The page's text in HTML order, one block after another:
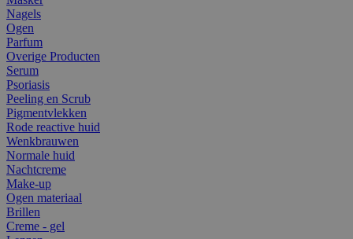
Nagels
Ogen
Parfum
Overige Producten
Serum
Psoriasis
Peeling en Scrub
Pigmentvlekken
Rode reactive huid
Wenkbrauwen
Normale huid
Nachtcreme
Make-up
Ogen materiaal
Brillen
Creme - gel